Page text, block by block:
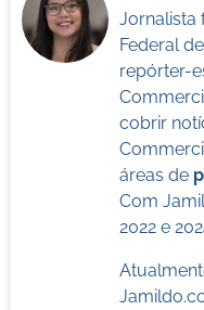
Jornalista
Federal
repórter-
cobrir
áreas de
Com
2022 e